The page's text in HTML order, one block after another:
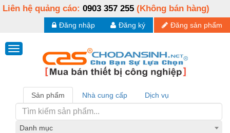
Liên hệ quảng cáo: 0903 357 255 (Không bán hàng)
Đăng sản phẩm
Đăng ký
Đăng nhập
Sản phẩm Nhà cung cấp Dịch vụ
Danh mục